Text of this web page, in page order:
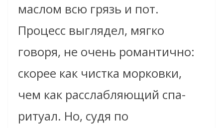
маслом всю грязь и пот.
Процесс выглядел, мягко
говоря, не очень романтично:
скорее как чистка морковки,
чем как расслабляющий спа-
ритуал. Но, судя по